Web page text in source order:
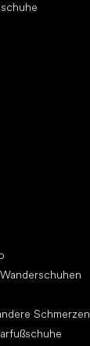
Schmerzen